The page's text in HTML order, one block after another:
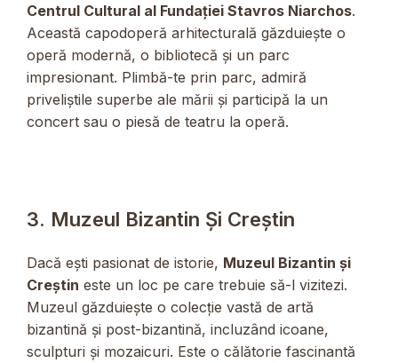
Centrul Cultural al Fundației Stavros Niarchos.
Această capodoperă arhitecturală găzduiește o
operă modernă, o bibliotecă și un parc
impresionant. Plimbă-te prin parc, admiră
priveliștile superbe ale mării și participă la un
concert sau o piesă de teatru la operă.
3. Muzeul Bizantin Și Creștin
Dacă ești pasionat de istorie, Muzeul Bizantin și
Creștin este un loc pe care trebuie să-l vizitezi.
Muzeul găzduiește o colecție vastă de artă
bizantină și post-bizantină, incluzând icoane,
sculpturi și mozaicuri. Este o călătorie fascinantă